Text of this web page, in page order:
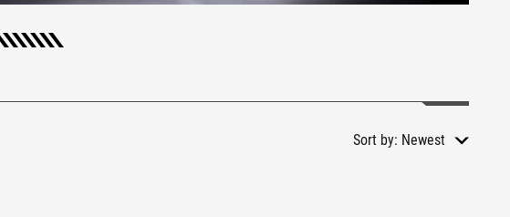
Sort by: Newest